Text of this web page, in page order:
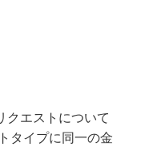
クエストについて
タイプに同一の金